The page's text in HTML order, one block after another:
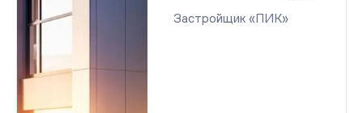
Застройщик «ПИК»